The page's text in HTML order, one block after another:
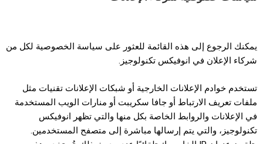
يمكنك الرجوع إلى هذه القائمة للعثور على سياسة الخصوصية لكل من
شركاء الإعلان في انوفيكس تكنولوجيز.
تستخدم خوادم الإعلانات الخارجية أو شبكات الإعلانات تقنيات مثل
ملفات تعريف الارتباط أو جافا سكريبت أو منارات الويب المستخدمة
في الإعلانات والروابط الخاصة بكل منها والتي تظهر انوفيكس
تكنولوجيز، والتي يتم إرسالها مباشرة إلى متصفح المستخدمين.